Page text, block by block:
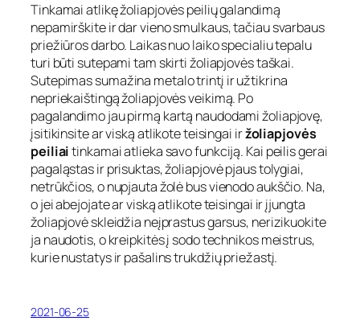
Tinkamai atlikę žoliapjovės peilių galandimą
nepamirškite ir dar vieno smulkaus, tačiau svarbaus
priežiūros darbo. Laikas nuo laiko specialiu tepalu
turi būti sutepami tam skirti žoliapjovės taškai.
Sutepimas sumažina metalo trintį ir užtikrina
nepriekaištingą žoliapjovės veikimą. Po
pagalandimo jau pirmą kartą naudodami žoliapjovę,
įsitikinsite ar viską atlikote teisingai iržoliapjovės
peiliaitinkamai atlieka savo funkciją. Kai peilis gerai
pagaląstas ir prisuktas, žoliapjovė pjaus tolygiai,
netrūkčios, o nupjauta žolė bus vienodo aukščio. Na,
o jei abejojate ar viską atlikote teisingai ir įjungta
žoliapjovė skleidžia neįprastus garsus, nerizikuokite
ja naudotis, o kreipkitės į sodo technikos meistrus,
kurie nustatys ir pašalins trukdžių priežastį.
2021-06-25